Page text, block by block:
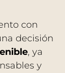
con
decisión
, ya
y